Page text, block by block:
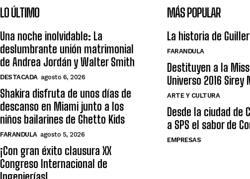
LO ÚLTIMO
Una noche inolvidable: La
deslumbrante unión matrimonial
de Andrea Jordán y Walter Smith
DESTACADA agosto 6, 2026
Shakira disfruta de unos días de
descanso en Miami junto a los
niños bailarines de Ghetto Kids
FARANDULA agosto 5, 2026
¡Con gran éxito clausura XX
Congreso Internacional de
MÁS POPULAR
La historia de
FARANDULA
Destituyen a la
Universo 2016 Sirey
ARTE Y CULTURA
Desde la ciudad de
a SPS el sabor de
EMPRESAS